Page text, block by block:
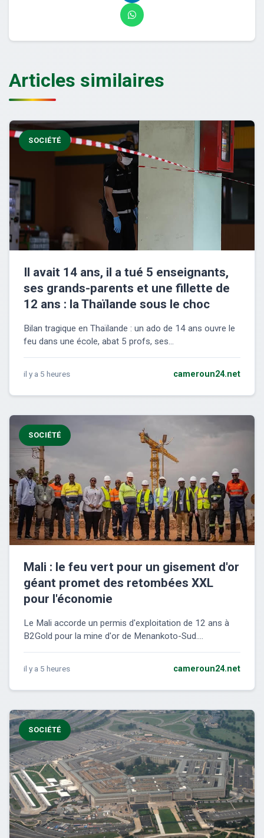
Articles similaires
SOCIÉTÉ
Il avait 14 ans, il a tué 5 enseignants,
ses grands-parents et une fillette de
12 ans : la Thaïlande sous le choc
Bilan tragique en Thaïlande : un ado de 14 ans ouvre le
feu dans une école, abat 5 profs, ses...
il y a 5 heures cameroun24.net
SOCIÉTÉ
Mali : le feu vert pour un gisement d'or
géant promet des retombées XXL
pour l'économie
Le Mali accorde un permis d'exploitation de 12 ans à
B2Gold pour la mine d'or de Menankoto-Sud....
il y a 5 heures cameroun24.net
SOCIÉTÉ